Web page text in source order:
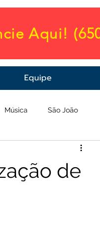
Aqui!
Equipe
Música São João
de